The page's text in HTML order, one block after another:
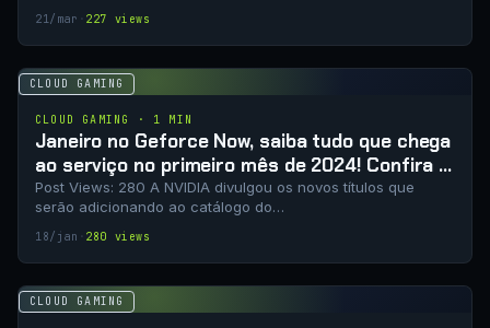
21/mar · 227 views
CLOUD GAMING
CLOUD GAMING · 1 MIN
Janeiro no Geforce Now, saiba tudo que chega
ao serviço no primeiro mês de 2024! Confira a
lista completa.
Post Views: 280 A NVIDIA divulgou os novos títulos que
serão adicionando ao catálogo do…
18/jan · 280 views
CLOUD GAMING